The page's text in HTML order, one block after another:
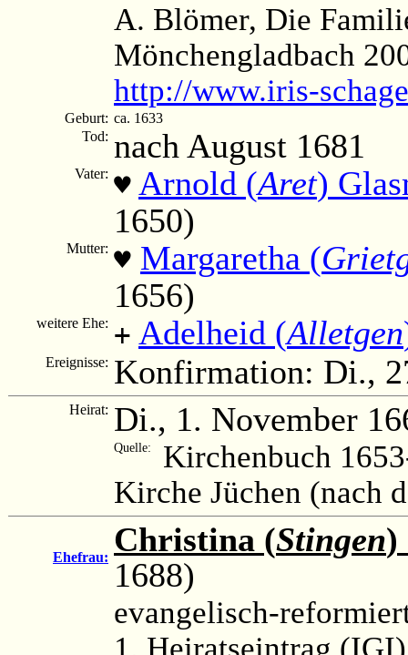
A. Blömer, Die
Mönchengladbach
http://www.iris-
Geburt: ca. 1633
Tod: nach August 1681
Vater: ♥ Arnold (Aret)
1650)
Mutter: ♥ Margaretha (
1656)
weitere Ehe: + Adelheid (Alletgen
Ereignisse: Konfirmation: Di.,
Heirat: Di., 1. November
Quelle:
Kirchenbuch
Kirche Jüchen (nach
Ehefrau: Christina (Stingen)
1688)
evangelisch-
1. Heiratseintrag